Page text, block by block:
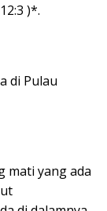
)*.
di Pulau
mati yang ada